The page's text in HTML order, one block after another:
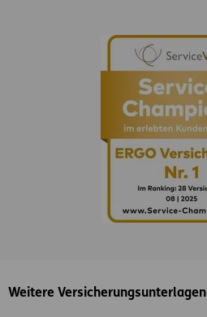
Weitere Versicherungsunterlagen